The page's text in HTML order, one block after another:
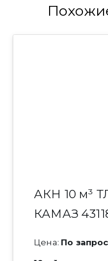
АКН 10 м³
КАМАЗ
Цена: По